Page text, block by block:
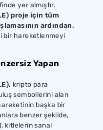
yer almıştır.
proje için tüm
ardından,
bir hareketlenmeyi
Yapan
kripto para
sembollerini alan
başka bir
benzer şekilde,
kitlelerin sanal